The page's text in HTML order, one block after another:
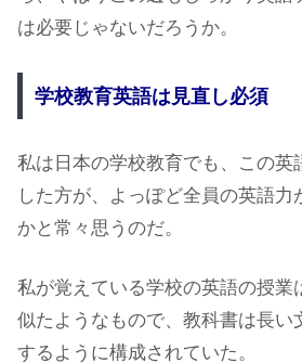
は必要じゃないだろうか。
学校教育英語は見直し必須
私は日本の学校教育でも、この英
した方が、よっぽど全員の英語力
かと常々思うのだ。
私が覚えている学校の英語の授業
似たようなもので、教科書は長い
するように構成されていた。